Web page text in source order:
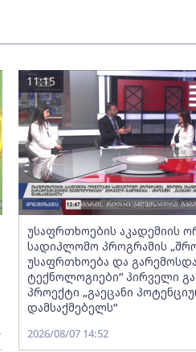
უსაფრთხოების აკადემიის
სადიპლომო პროგრამის
უსაფრთხოება და
ტექნოლოგიები“ პირველი
პროექტი „გაეცანი
დამსაქმებელს“
11:15
2026/08/07 14:52